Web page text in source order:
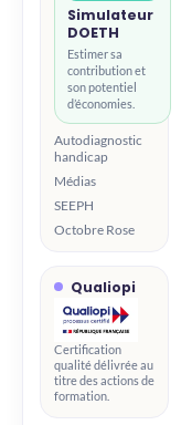
Simulateur
DOETH
Estimer sa
contribution et
son potentiel
d’économies.
Autodiagnostic
handicap
Médias
SEEPH
Octobre Rose
Qualiopi
Certification
qualité délivrée au
titre des actions de
formation.